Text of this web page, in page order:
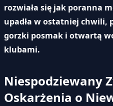
rozwiała się jak poranna
upadła w ostatniej chwili,
gorzki posmak i otwartą
klubami.
Niespodziewany
Oskarżenia o